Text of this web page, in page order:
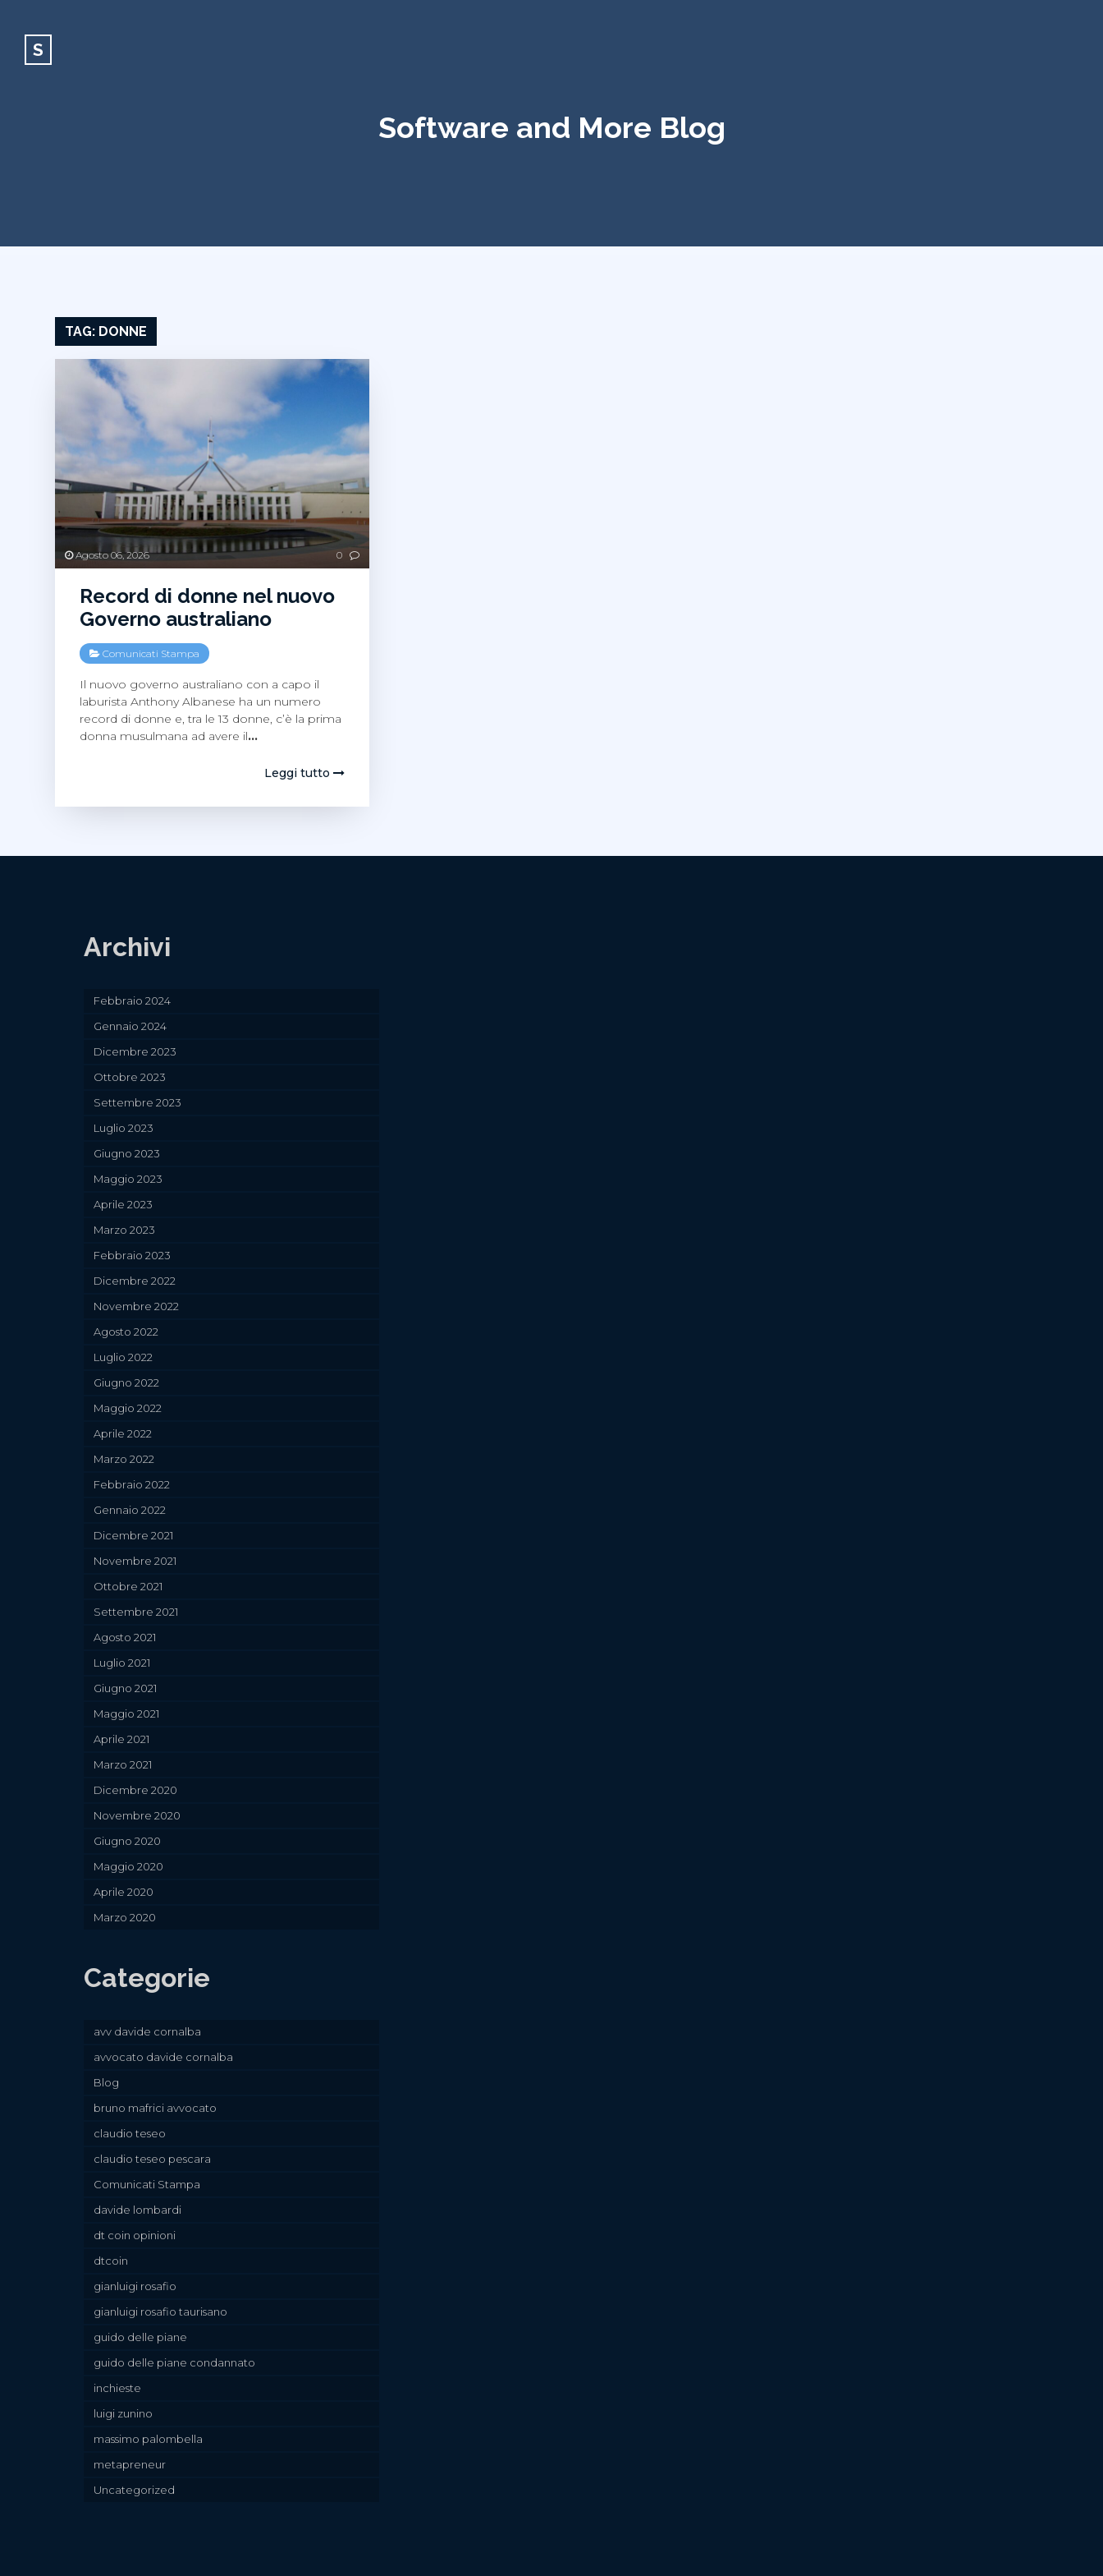
S
Software and More Blog
TAG: DONNE
Agosto 06, 2026 0
Record di donne nel nuovo
Governo australiano
Comunicati Stampa
Il nuovo governo australiano con a capo il
laburista Anthony Albanese ha un numero
record di donne e, tra le 13 donne, c’è la prima
donna musulmana ad avere il…
Leggi tutto
Archivi
Febbraio 2024
Gennaio 2024
Dicembre 2023
Ottobre 2023
Settembre 2023
Luglio 2023
Giugno 2023
Maggio 2023
Aprile 2023
Marzo 2023
Febbraio 2023
Dicembre 2022
Novembre 2022
Agosto 2022
Luglio 2022
Giugno 2022
Maggio 2022
Aprile 2022
Marzo 2022
Febbraio 2022
Gennaio 2022
Dicembre 2021
Novembre 2021
Ottobre 2021
Settembre 2021
Agosto 2021
Luglio 2021
Giugno 2021
Maggio 2021
Aprile 2021
Marzo 2021
Dicembre 2020
Novembre 2020
Giugno 2020
Maggio 2020
Aprile 2020
Marzo 2020
Categorie
avv davide cornalba
avvocato davide cornalba
Blog
bruno mafrici avvocato
claudio teseo
claudio teseo pescara
Comunicati Stampa
davide lombardi
dt coin opinioni
dtcoin
gianluigi rosafio
gianluigi rosafio taurisano
guido delle piane
guido delle piane condannato
inchieste
luigi zunino
massimo palombella
metapreneur
Uncategorized